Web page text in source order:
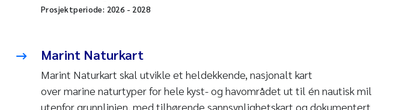
Prosjektperiode: 2026 - 2028
Marint Naturkart
Marint Naturkart skal utvikle et heldekkende, nasjonalt kart
over marine naturtyper for hele kyst- og havområdet ut til én nautisk mil
utenfor grunnlinjen, med tilhørende sannsynlighetskart og dokumentert